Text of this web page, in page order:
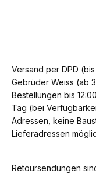
Versand per DPD
Gebrüder Weiss (ab
Bestellungen bis
Tag (bei
Adressen, keine
Lieferadressen
Retoursendungen